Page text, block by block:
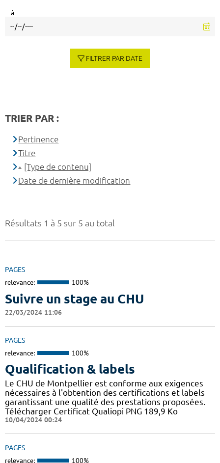
Résultats 1 à 5 sur 5 au total
PAGES
relevance: 100%
Suivre un stage au CHU
22/03/2024 11:06
PAGES
relevance: 100%
Qualification & labels
Le CHU de Montpellier est conforme aux exigences
nécessaires à l'obtention des certifications et labels
garantissant une qualité des prestations proposées.
Télécharger Certificat Qualiopi PNG 189,9 Ko
10/04/2024 00:24
PAGES
relevance: 100%
à
FILTRER PAR DATE
TRIER PAR :
Pertinence
Titre
[Type de contenu]
Date de dernière modification